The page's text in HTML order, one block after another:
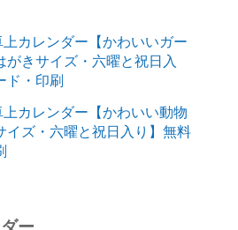
カレンダー【かわいいガー
がきサイズ・六曜と祝日入
ド・印刷
カレンダー【かわいい動物
イズ・六曜と祝日入り】無料